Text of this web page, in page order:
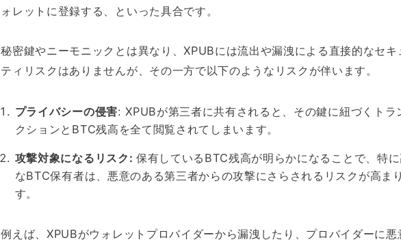
ォレットに登録する、といった具合です。
秘密鍵やニーモニックとは異なり、XPUBには流出や漏洩による直接的なセキ
ティリスクはありませんが、その一方で以下のようなリスクが伴います。
プライバシーの侵害: XPUBが第三者に共有されると、その鍵に紐づくトラ
クションとBTC残高を全て閲覧されてしまいます。
攻撃対象になるリスク: 保有しているBTC残高が明らかになることで、特
なBTC保有者は、悪意のある第三者からの攻撃にさらされるリスクが高ま
す。
例えば、XPUBがウォレットプロバイダーから漏洩したり、プロバイダーに悪